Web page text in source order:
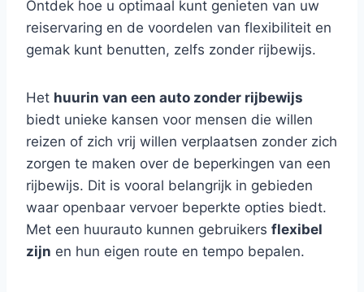
Ontdek hoe u optimaal kunt genieten van uw
reiservaring en de voordelen van flexibiliteit en
gemak kunt benutten, zelfs zonder rijbewijs.
Het huurin van een auto zonder rijbewijs
biedt unieke kansen voor mensen die willen
reizen of zich vrij willen verplaatsen zonder zich
zorgen te maken over de beperkingen van een
rijbewijs. Dit is vooral belangrijk in gebieden
waar openbaar vervoer beperkte opties biedt.
Met een huurauto kunnen gebruikers flexibel
zijn en hun eigen route en tempo bepalen.